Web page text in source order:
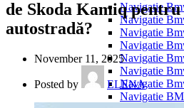
Navigatie
Navigatie
Navigatie
Navigatie
Navigatie
Navigatie
Navigatie
Navigatie
de Skoda Kamiq pentru
autostradă?
November 11, 2025
Posted by ELENA